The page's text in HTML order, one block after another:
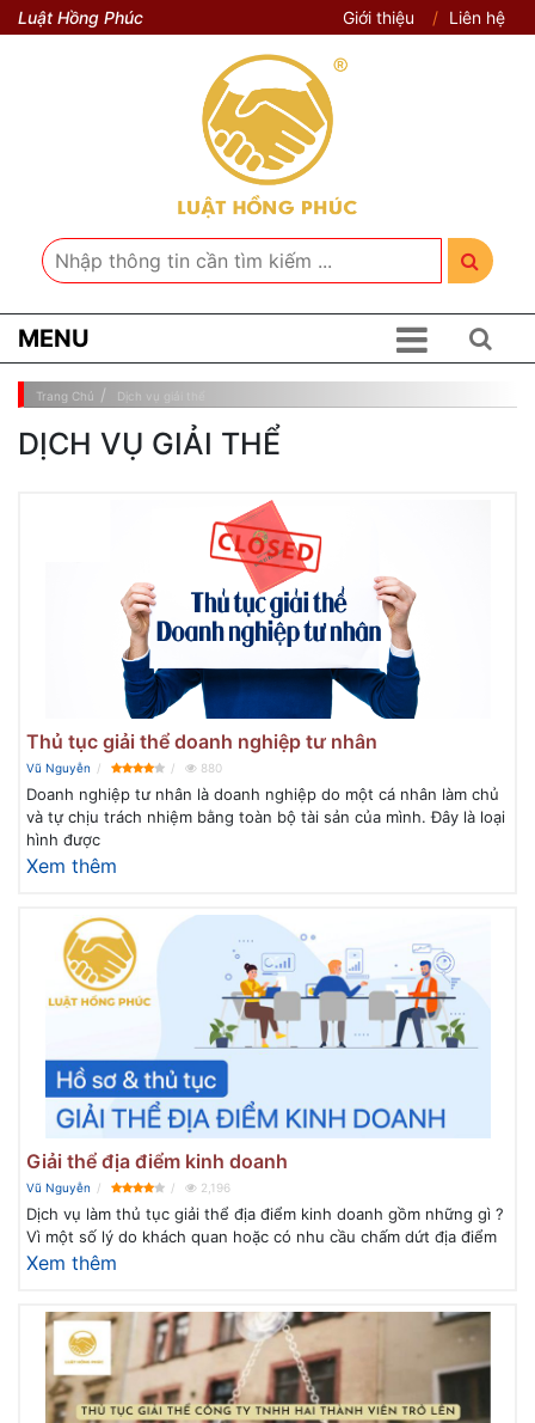
Luật Hồng Phúc Giới thiệu Liên hệ
MENU
Trang Chủ Dịch vụ giải thể
DỊCH VỤ GIẢI THỂ
Thủ tục giải thể doanh nghiệp tư nhân
Vũ Nguyễn 880
Doanh nghiệp tư nhân là doanh nghiệp do một cá nhân làm chủ
và tự chịu trách nhiệm bằng toàn bộ tài sản của mình. Đây là loại
hình được
Xem thêm
Giải thể địa điểm kinh doanh
Vũ Nguyễn 2,196
Dịch vụ làm thủ tục giải thể địa điểm kinh doanh gồm những gì ?
Vì một số lý do khách quan hoặc có nhu cầu chấm dứt địa điểm
Xem thêm